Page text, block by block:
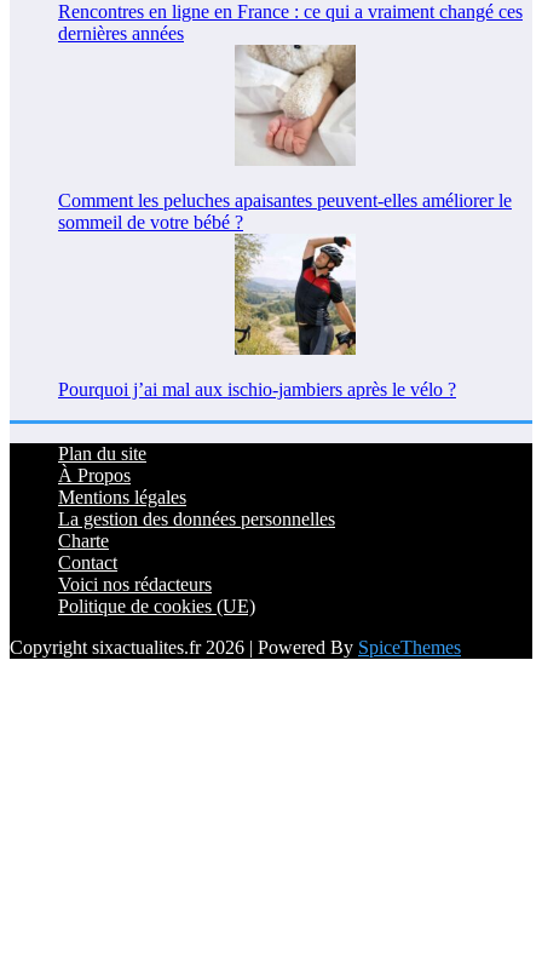
Rencontres en ligne en France : ce qui a vraiment changé ces
dernières années
Comment les peluches apaisantes peuvent-elles améliorer le
sommeil de votre bébé ?
Pourquoi j’ai mal aux ischio-jambiers après le vélo ?
Plan du site
À Propos
Mentions légales
La gestion des données personnelles
Charte
Contact
Voici nos rédacteurs
Politique de cookies (UE)
Copyright sixactualites.fr 2026 | Powered By SpiceThemes